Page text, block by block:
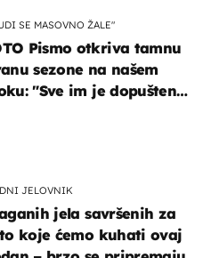
SE MASOVNO ŽALE"
Pismo otkriva tamnu
sezone na našem
"Sve im je dopušteno!
JELOVNIK
jela savršenih za
koje ćemo kuhati ovaj